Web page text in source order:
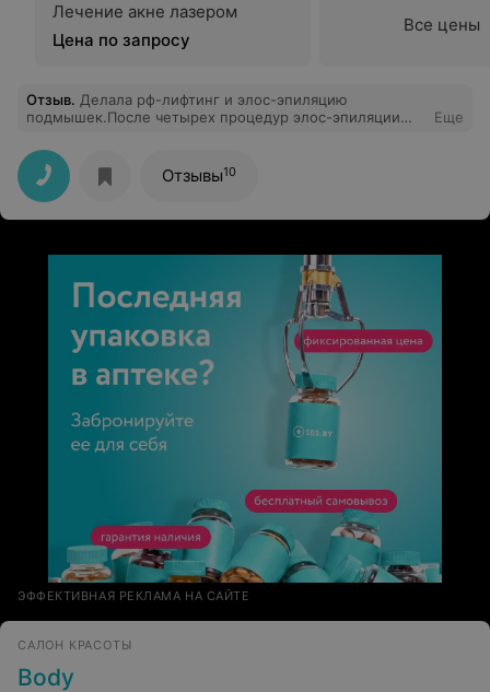
Лечение акне лазером
Цена по запросу
Все цены
Отзыв. Делала рф-лифтинг и элос-эпиляцию
подмышек.После четырех процедур элос-эпиляции
светлых волоска и все.рф-лифтинга прощла курс из 7
процедур раз в 10 дней,лицо как-будто
отутюжили,лицо посвежело,появился лоск и
ухоженный вид!это самая действенная
процедура,которую я когда либо делала для лица!
Еще
Отзывы10
ЭФФЕКТИВНАЯ РЕКЛАМА НА САЙТЕ
САЛОН КРАСОТЫ
Body